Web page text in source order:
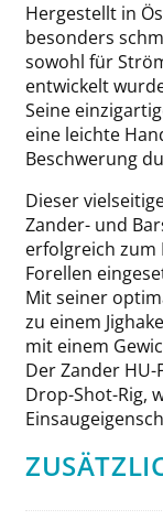
Hergestellt in
besonders
sowohl für
entwickelt
Seine
eine leichte
Beschwerung
Dieser
Zander- und
erfolgreich zum
Forellen
Mit seiner
zu einem
mit einem
Der Zander
Drop-Shot-Rig,